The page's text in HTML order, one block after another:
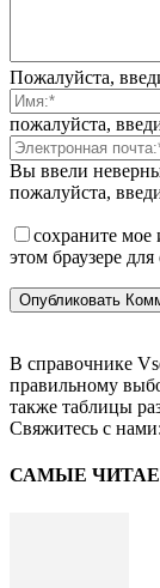
Пожалуйста,
пожалуйста,
Вы ввели
пожалуйста,
сохраните мое
этом браузере
В справочнике
правильному
также таблицы
Свяжитесь с нами:
САМЫЕ